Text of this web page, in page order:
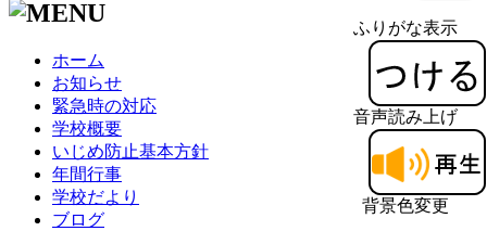
ふりがな表示
音声読み上げ
背景色変更
ホーム
お知らせ
緊急時の対応
学校概要
いじめ防止基本方針
年間行事
学校だより
ブログ